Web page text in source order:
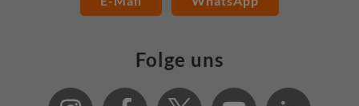
Folge uns